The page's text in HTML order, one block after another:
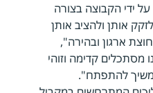
על ידי הקבוצה בצורה
אותן ולהציב אותן
ארגון ובהירה",
מסתכלים קדימה וזוהי
להתפתח".